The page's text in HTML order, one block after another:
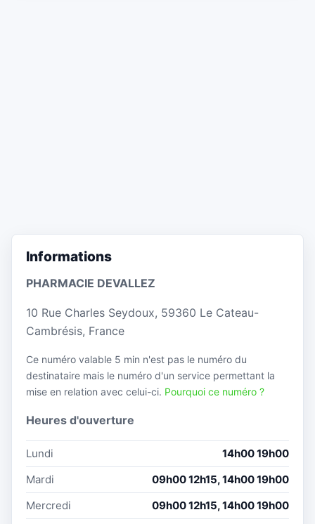
Informations
PHARMACIE DEVALLEZ
10 Rue Charles Seydoux, 59360 Le Cateau-
Cambrésis, France
Ce numéro valable 5 min n'est pas le numéro du
destinataire mais le numéro d'un service permettant la
mise en relation avec celui-ci. Pourquoi ce numéro ?
Heures d'ouverture
Lundi
14h00 19h00
Mardi
09h00 12h15, 14h00 19h00
Mercredi
09h00 12h15, 14h00 19h00